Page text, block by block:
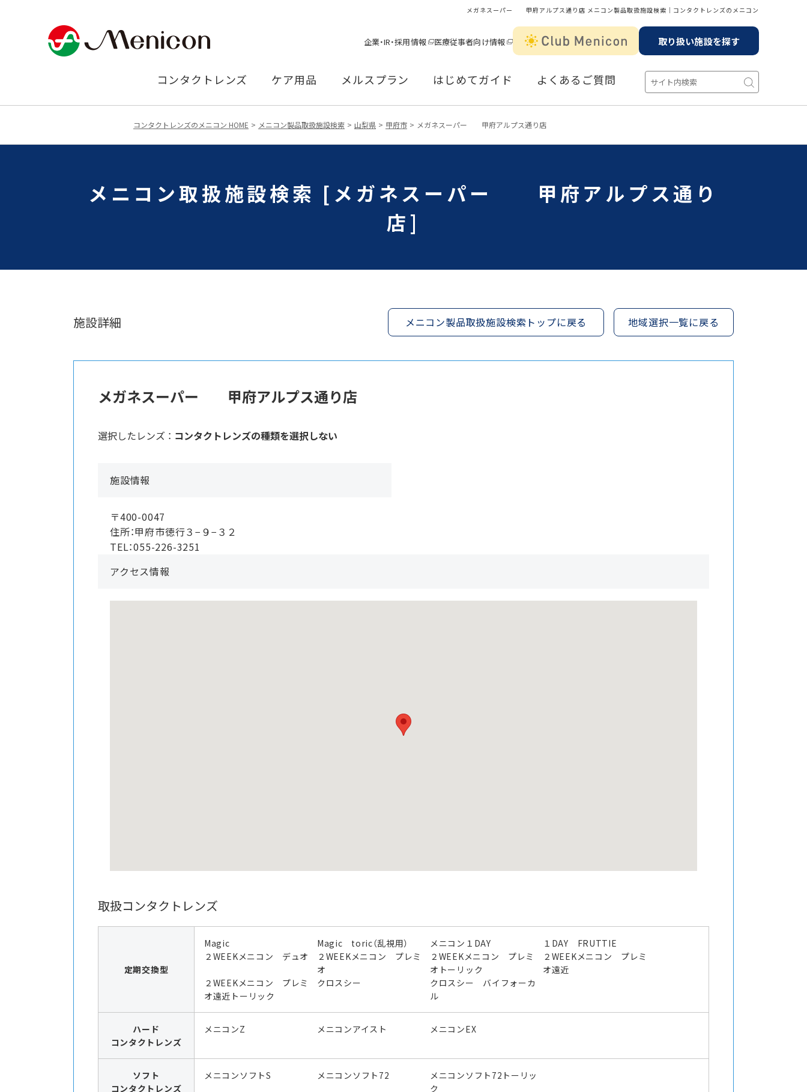
メガネスーパー 甲府アルプス通り店 メニコン製品取扱施設検索│コンタクトレンズのメニコン
企業・IR・採用情報 医療従事者向け情報 取り扱い施設を探す
コンタクトレンズ ケア用品 メルスプラン はじめてガイド よくあるご質問
コンタクトレンズのメニコン HOME メニコン製品取扱施設検索 山梨県 甲府市 メガネスーパー 甲府アルプス通り店
メニコン取扱施設検索 [メガネスーパー 甲府アルプス通り
店]
施設詳細 メニコン製品取扱施設検索トップに戻る 地域選択一覧に戻る
メガネスーパー 甲府アルプス通り店
選択したレンズ ： コンタクトレンズの種類を選択しない
施設情報
〒400-0047
住所：甲府市徳行３−９−３２
TEL：055-226-3251
アクセス情報
取扱コンタクトレンズ
定期交換型
Magic Magic toric（乱視用） メニコン１DAY
１DAY FRUTTIE
２WEEKメニコン デュオ
２WEEKメニコン プレミ
オ
２WEEKメニコン プレミ
オトーリック
２WEEKメニコン プレミ
オ遠近
２WEEKメニコン プレミ
オ遠近トーリック
クロスシー
クロスシー バイフォーカ
ル
ハード
コンタクトレンズ
メニコンZ メニコンアイスト メニコンEX
ソフト
コンタクトレンズ
メニコンソフトS メニコンソフト72
メニコンソフト72トーリッ
ク